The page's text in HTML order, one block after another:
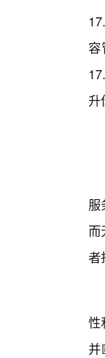
升
服
而
者
性
并